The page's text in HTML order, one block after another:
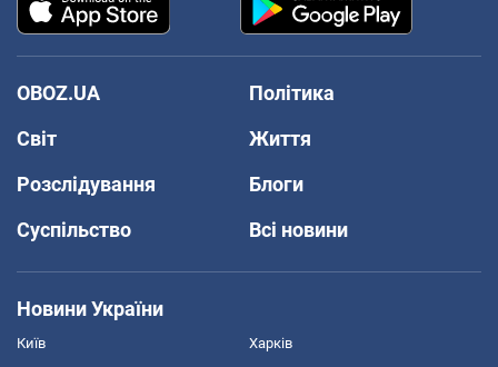
OBOZ.UA
Політика
Світ
Життя
Розслідування
Блоги
Суспільство
Всі новини
Новини України
Київ Харків